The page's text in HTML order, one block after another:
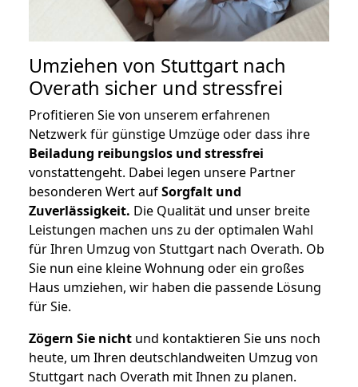
Umziehen von Stuttgart nach
Overath sicher und stressfrei
Profitieren Sie von unserem erfahrenen
Netzwerk für günstige Umzüge oder dass ihre
Beiladung reibungslos und stressfrei
vonstattengeht. Dabei legen unsere Partner
besonderen Wert aufSorgfalt und
Zuverlässigkeit. Die Qualität und unser breite
Leistungen machen uns zu der optimalen Wahl
für Ihren Umzug von Stuttgart nach Overath. Ob
Sie nun eine kleine Wohnung oder ein großes
Haus umziehen, wir haben die passende Lösung
für Sie.
Zögern Sie nicht und kontaktieren Sie uns noch
heute, um Ihren deutschlandweiten Umzug von
Stuttgart nach Overath mit Ihnen zu planen.